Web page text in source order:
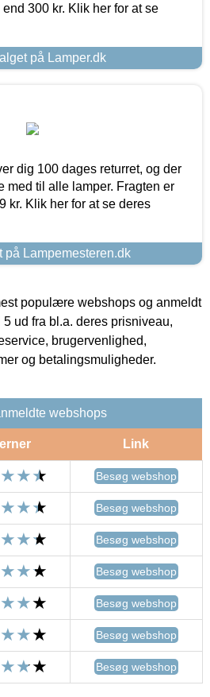
300 kr. Klik her for at se
på Lamper.dk
dig 100 dages returret, og der
med til alle lamper. Fragten er
kr. Klik her for at se deres
på Lampemesteren.dk
populære webshops og anmeldt
ud fra bl.a. deres prisniveau,
brugervenlighed,
og betalingsmuligheder.
webshops
Link
Besøg webshop
Besøg webshop
Besøg webshop
Besøg webshop
Besøg webshop
Besøg webshop
Besøg webshop